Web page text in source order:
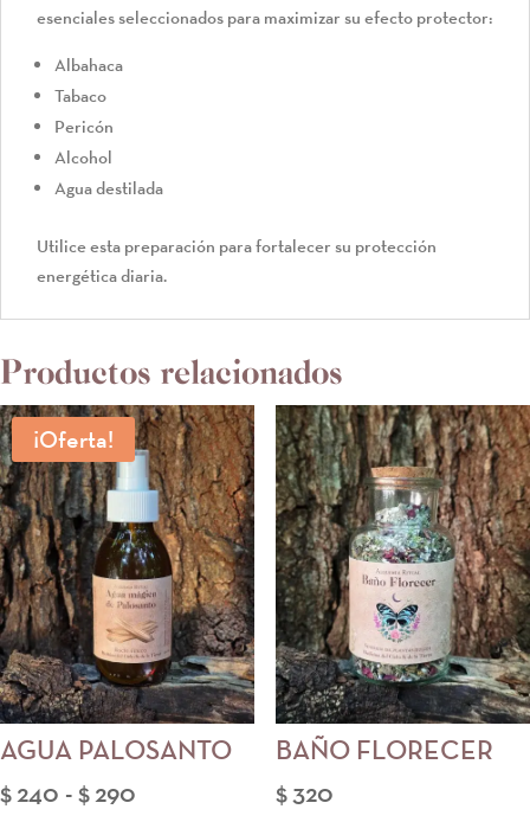
esenciales seleccionados para maximizar su efecto protector:
Albahaca
Tabaco
Pericón
Alcohol
Agua destilada
Utilice esta preparación para fortalecer su protección
energética diaria.
Productos relacionados
¡Oferta!
AGUA PALOSANTO
$240 -$290
BAÑO FLORECER
$320